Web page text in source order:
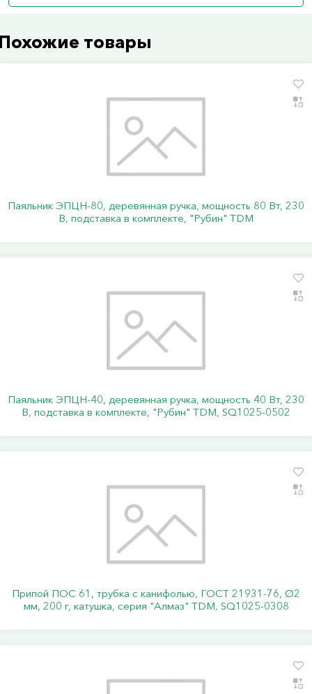
товары
Паяльник ЭПЦН-80, деревянная ручка, мощность 80 Вт, 230
В, подставка в комплекте, "Рубин" TDM
Паяльник ЭПЦН-40, деревянная ручка, мощность 40 Вт, 230
В, подставка в комплекте, "Рубин" TDM, SQ1025-0502
Припой ПОС 61, трубка с канифолью, ГОСТ 21931-76, Ø2
мм, 200 г, катушка, серия "Алмаз" TDM, SQ1025-0308